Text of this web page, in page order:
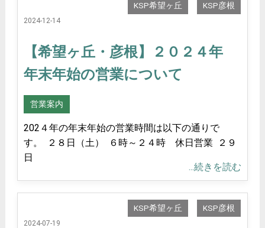
2024-12-14
【希望ヶ丘・彦根】２０２４年
年末年始の営業について
KSP希望ヶ丘 KSP彦根
営業案内
202４年の年末年始の営業時間は以下の通りで
す。 ２８日（土） ６時～２４時 休日営業 ２９
日
...続きを読む
2024-07-19
KSP希望ヶ丘 KSP彦根